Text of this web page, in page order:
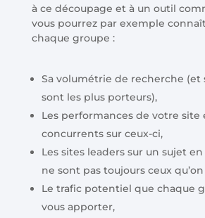
à ce découpage et à un outil
vous pourrez par exemple
chaque groupe :
Sa volumétrie de recherche (et
sont les plus porteurs),
Les performances de votre site
concurrents sur ceux-ci,
Les sites leaders sur un sujet
ne sont pas toujours ceux
Le trafic potentiel que chaque
vous apporter,